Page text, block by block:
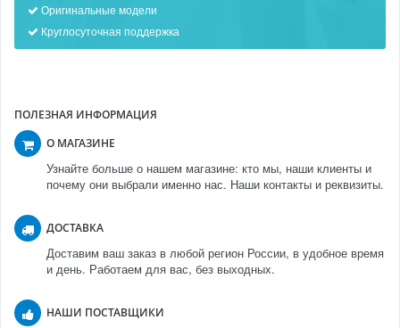
Оригинальные модели
Круглосуточная поддержка
ПОЛЕЗНАЯ ИНФОРМАЦИЯ
О МАГАЗИНЕ
Узнайте больше о нашем магазине: кто мы, наши клиенты и
почему они выбрали именно нас. Наши контакты и реквизиты.
ДОСТАВКА
Доставим ваш заказ в любой регион России, в удобное время
и день. Работаем для вас, без выходных.
НАШИ ПОСТАВЩИКИ